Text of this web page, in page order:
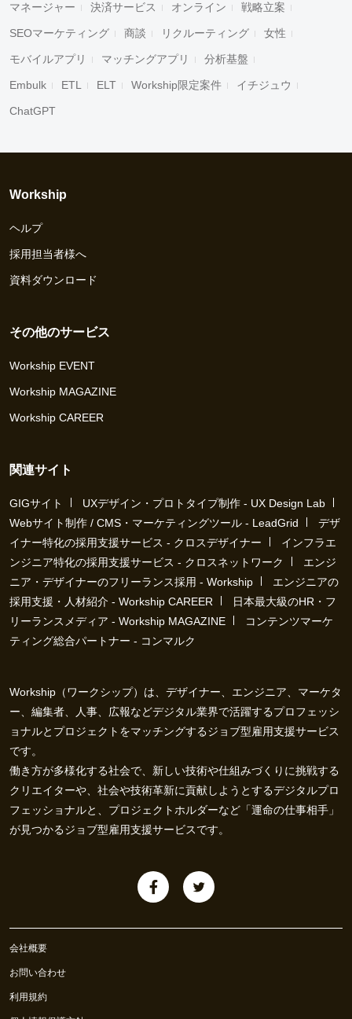
マネージャー 決済サービス オンライン 戦略立案
SEOマーケティング 商談 リクルーティング 女性
モバイルアプリ マッチングアプリ 分析基盤
Embulk ETL ELT Workship限定案件 イチジュウ
ChatGPT
Workship
ヘルプ
採用担当者様へ
資料ダウンロード
その他のサービス
Workship EVENT
Workship MAGAZINE
Workship CAREER
関連サイト
GIGサイト
UXデザイン・プロトタイプ制作 - UX Design Lab
Webサイト制作 / CMS・マーケティングツール - LeadGrid
デザ
イナー特化の採用支援サービス - クロスデザイナー
インフラエ
ンジニア特化の採用支援サービス - クロスネットワーク
エンジ
ニア・デザイナーのフリーランス採用 - Workship
エンジニアの
採用支援・人材紹介 - Workship CAREER
日本最大級のHR・フ
リーランスメディア - Workship MAGAZINE
コンテンツマーケ
ティング総合パートナー - コンマルク
Workship（ワークシップ）は、デザイナー、エンジニア、マーケタ
ー、編集者、人事、広報などデジタル業界で活躍するプロフェッシ
ョナルとプロジェクトをマッチングするジョブ型雇用支援サービス
です。
働き方が多様化する社会で、新しい技術や仕組みづくりに挑戦する
クリエイターや、社会や技術革新に貢献しようとするデジタルプロ
フェッショナルと、プロジェクトホルダーなど「運命の仕事相手」
が見つかるジョブ型雇用支援サービスです。
会社概要
お問い合わせ
利用規約